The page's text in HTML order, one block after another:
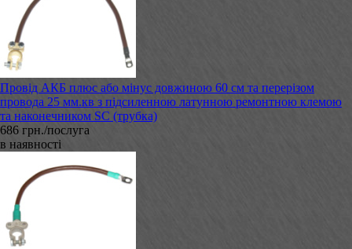
Провід АКБ плюс або мінус довжиною 60 см та перерізом
провода 25 мм.кв з підсиленною латунною ремонтною клемою
та наконечником SC (трубка)
686 грн./послуга
в наявності